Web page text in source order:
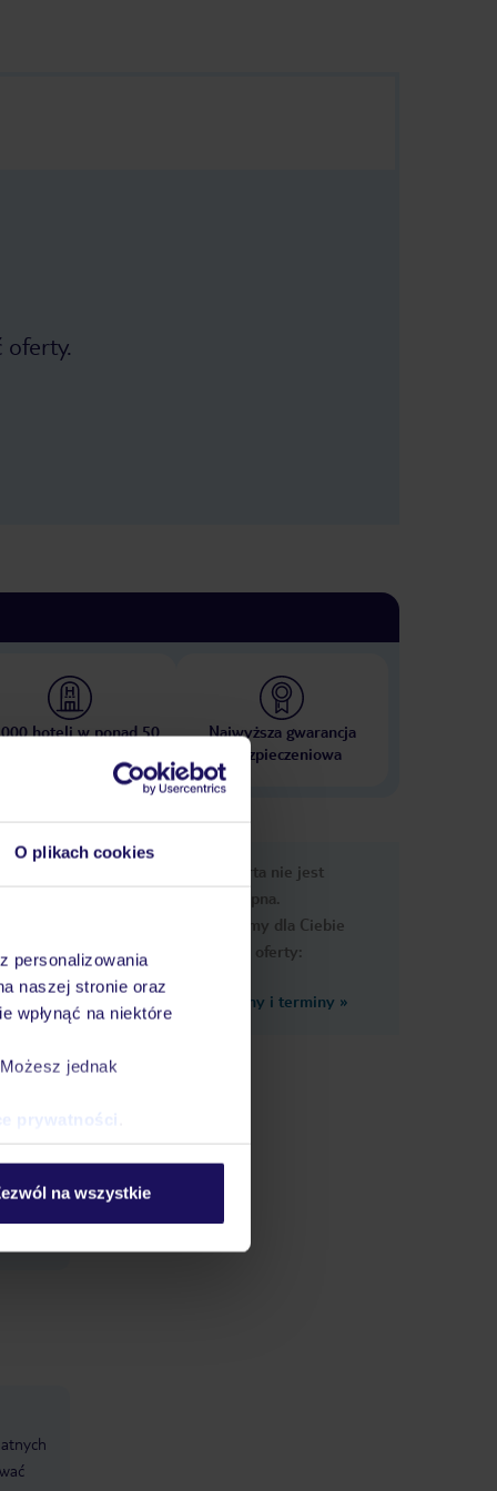
O plikach cookies
personalizowania
naszej stronie oraz
wpłynąć na niektóre
jednak
prywatności
na wszystkie
oferty.
hoteli w ponad 50
Najwyższa gwarancja
ubezpieczeniowa
Ups, ta oferta nie jest
dostępna.
Przygotowaliśmy dla Ciebie
podobne oferty:
Zobacz inne ceny i terminy »